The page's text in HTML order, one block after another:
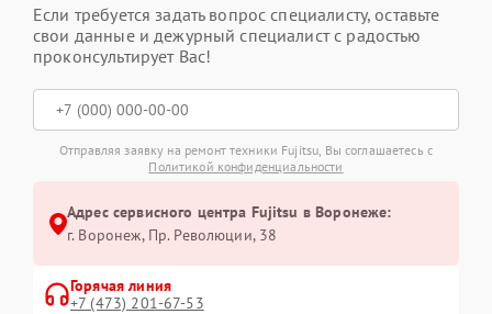
Если требуется задать вопрос специалисту, оставьте
свои данные и дежурный специалист с радостью
проконсультирует Вас!
Отправляя заявку на ремонт техники Fujitsu, Вы соглашаетесь с
Политикой конфиденциальности
Адрес сервисного центра Fujitsu в Воронеже:
г. Воронеж, Пр. Революции, 38
Горячая линия
+7 (473) 201-67-53